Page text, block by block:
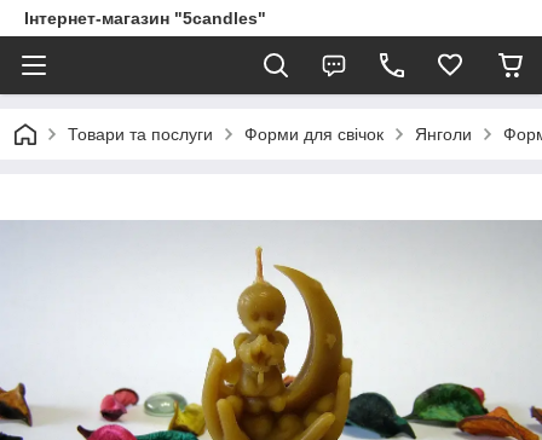
Інтернет-магазин "5candles"
Товари та послуги Форми для свічок Янголи